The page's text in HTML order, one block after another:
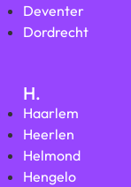
Deventer
Dordrecht
H.
Haarlem
Heerlen
Helmond
Hengelo